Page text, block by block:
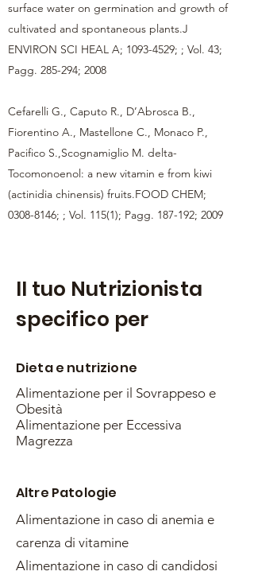
surface water on germination and growth of
cultivated and spontaneous plants.J
ENVIRON SCI HEAL A; 1093-4529; ; Vol. 43;
Pagg. 285-294; 2008
Cefarelli G., Caputo R., D’Abrosca B.,
Fiorentino A., Mastellone C., Monaco P.,
Pacifico S.,Scognamiglio M. delta-
Tocomonoenol: a new vitamin e from kiwi
(actinidia chinensis) fruits.FOOD CHEM;
0308-8146; ; Vol. 115(1); Pagg. 187-192; 2009
Il tuo Nutrizionista
specifico per
Dieta e nutrizione
Alimentazione per il Sovrappeso e
Obesità
Alimentazione per Eccessiva
Magrezza
Altre Patologie
Alimentazione in caso di anemia e
carenza di vitamine
Alimentazione in caso di candidosi